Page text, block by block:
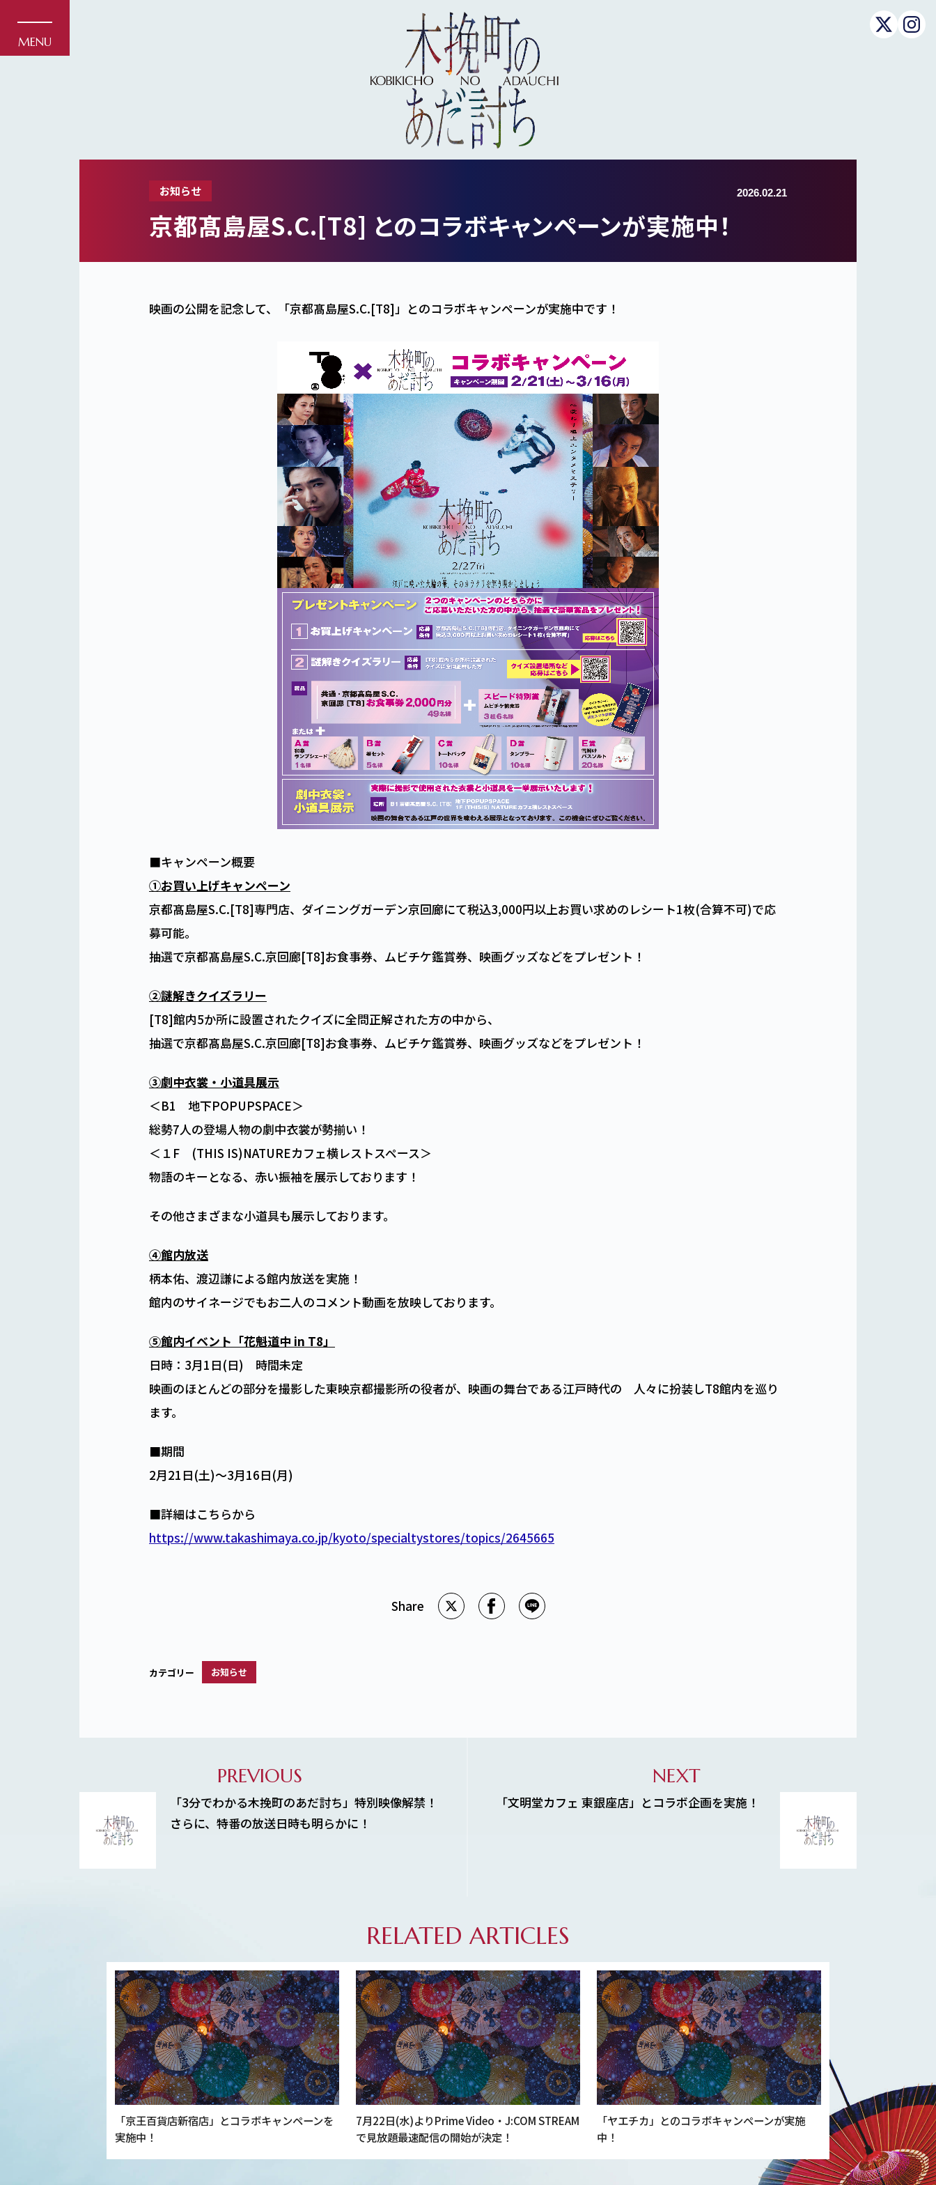
2026.02.21
お知らせ
京都髙島屋S.C.[T8] とのコラボキャンペーンが実施中！
映画の公開を記念して、「京都髙島屋S.C.[T8]」とのコラボキャンペーンが実施中です！
■キャンペーン概要
①お買い上げキャンペーン
京都髙島屋S.C.[T8]専門店、ダイニングガーデン京回廊にて税込3,000円以上お買い求めのレシート1枚(合算不可)で応
募可能。
抽選で京都髙島屋S.C.京回廊[T8]お食事券、ムビチケ鑑賞券、映画グッズなどをプレゼント！
②謎解きクイズラリー
[T8]館内5か所に設置されたクイズに全問正解された方の中から、
抽選で京都髙島屋S.C.京回廊[T8]お食事券、ムビチケ鑑賞券、映画グッズなどをプレゼント！
③劇中衣裳・小道具展示
＜B1 地下POPUPSPACE＞
総勢7人の登場人物の劇中衣裳が勢揃い！
＜１F (THIS IS)NATUREカフェ横レストスペース＞
物語のキーとなる、赤い振袖を展示しております！
その他さまざまな小道具も展示しております。
④館内放送
柄本佑、渡辺謙による館内放送を実施！
館内のサイネージでもお二人のコメント動画を放映しております。
⑤館内イベント「花魁道中 in T8」
日時：3月1日(日) 時間未定
映画のほとんどの部分を撮影した東映京都撮影所の役者が、映画の舞台である江戸時代の 人々に扮装しT8館内を巡り
ます。
■期間
2月21日(土)～3月16日(月)
■詳細はこちらから
https://www.takashimaya.co.jp/kyoto/specialtystores/topics/2645665
カテゴリー お知らせ
PREVIOUS
「3分でわかる木挽町のあだ討ち」特別映像解禁！
さらに、特番の放送日時も明らかに！
NEXT
「文明堂カフェ 東銀座店」とコラボ企画を実施！
RELATED ARTICLES
「京王百貨店新宿店」とコラボキャンペーンを
実施中！
7月22日(水)よりPrime Video・J:COM STREAM
で見放題最速配信の開始が決定！
「ヤエチカ」とのコラボキャンペーンが実施
中！